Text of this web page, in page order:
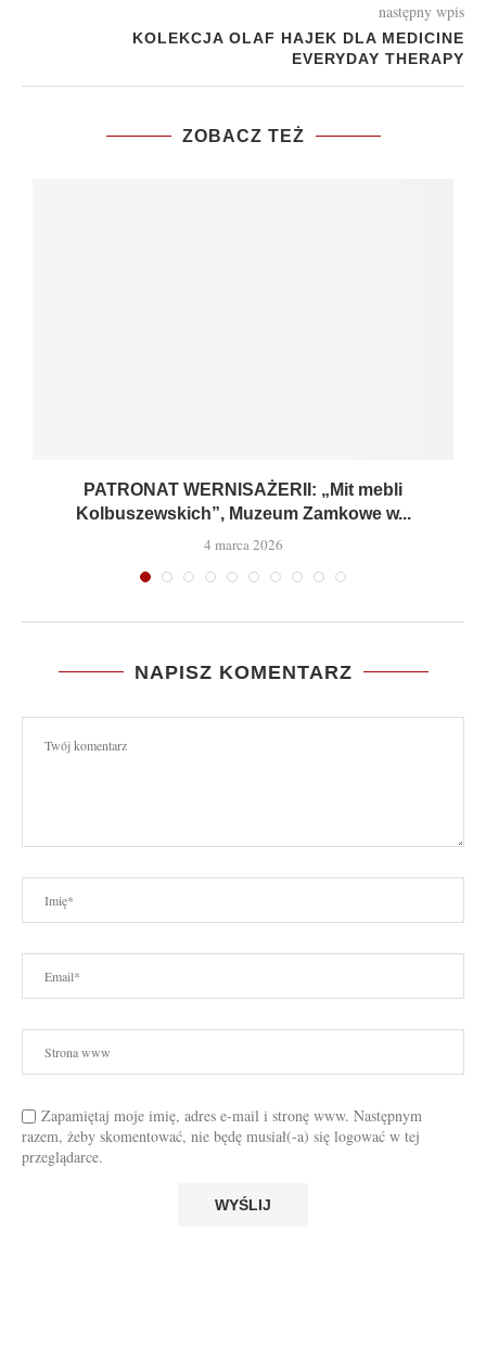
następny wpis
KOLEKCJA OLAF HAJEK DLA MEDICINE
EVERYDAY THERAPY
ZOBACZ TEŻ
PATRONAT WERNISAŻERII: „Mit mebli
Kolbuszewskich”, Muzeum Zamkowe w...
4 marca 2026
NAPISZ KOMENTARZ
Zapamiętaj moje imię, adres e-mail i stronę www. Następnym
razem, żeby skomentować, nie będę musiał(-a) się logować w tej
przeglądarce.